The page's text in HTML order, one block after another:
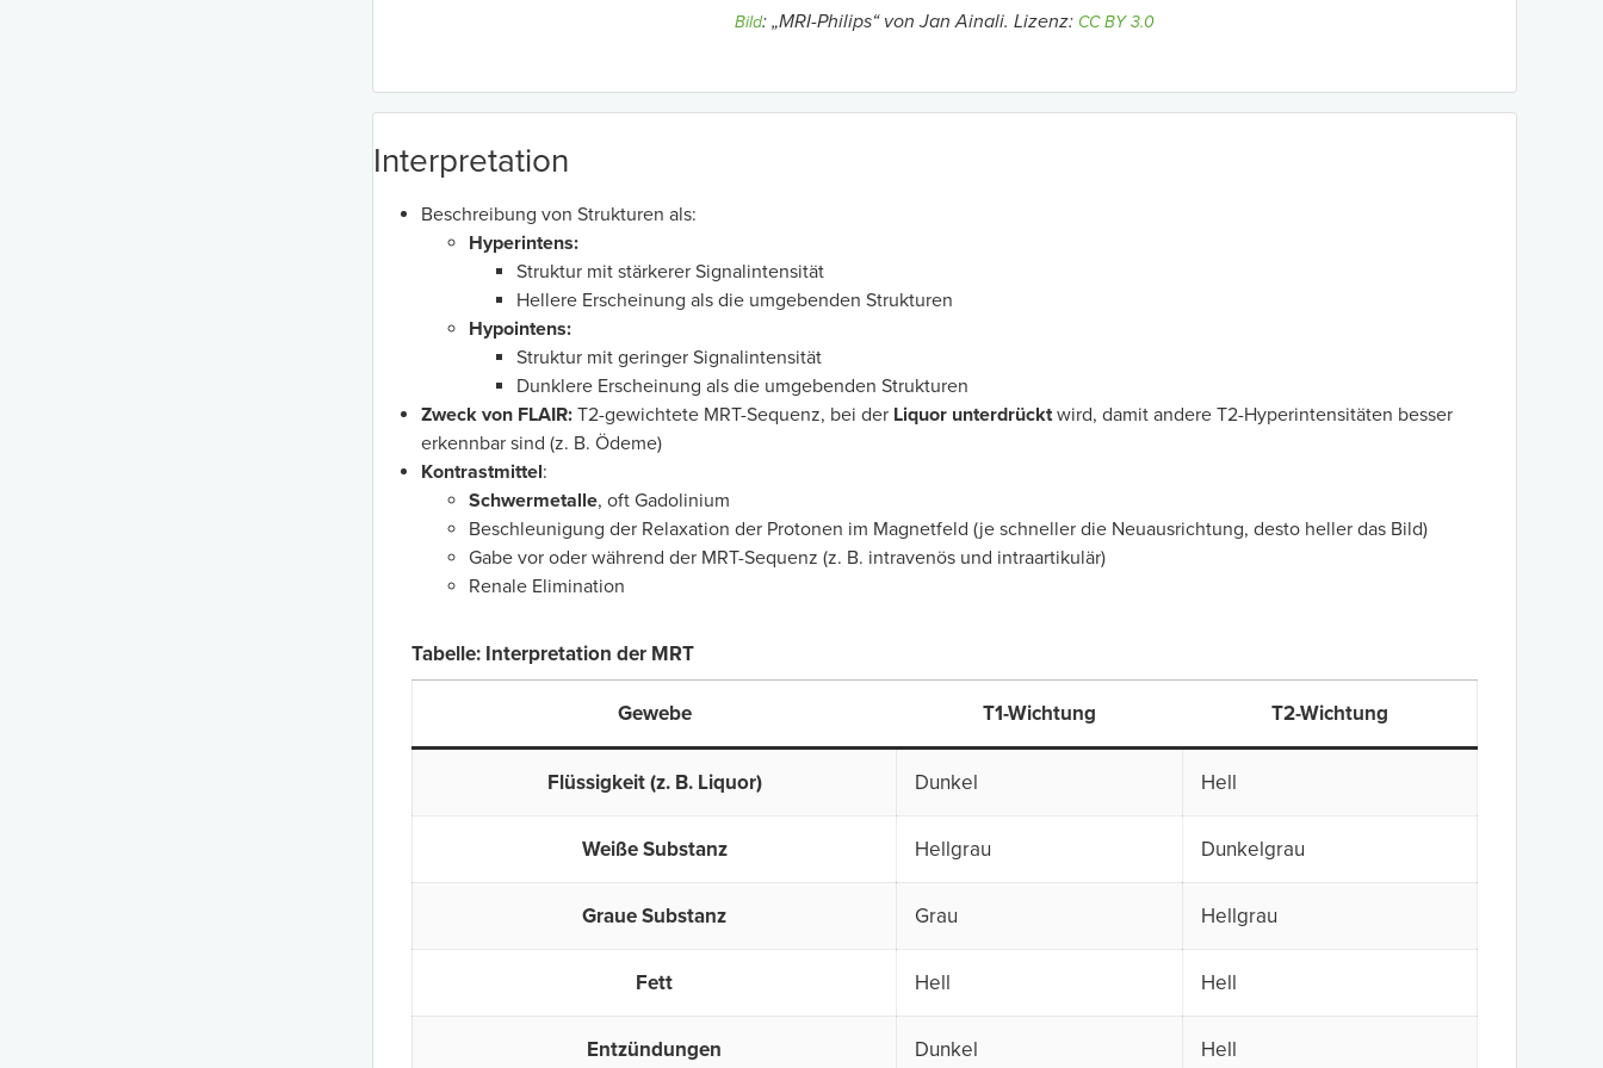
Bild: „MRI-Philips“ von Jan Ainali. Lizenz: CC BY 3.0
Interpretation
Beschreibung von Strukturen als:
Hyperintens:
Struktur mit stärkerer Signalintensität
Hellere Erscheinung als die umgebenden Strukturen
Hypointens:
Struktur mit geringer Signalintensität
Dunklere Erscheinung als die umgebenden Strukturen
Zweck von FLAIR: T2-gewichtete MRT-Sequenz, bei der Liquor unterdrücktwird, damit andere T2-Hyperintensitäten besser
erkennbar sind (z. B. Ödeme)
Kontrastmittel:
Schwermetalle, oft Gadolinium
Beschleunigung der Relaxation der Protonen im Magnetfeld (je schneller die Neuausrichtung, desto heller das Bild)
Gabe vor oder während der MRT-Sequenz (z. B. intravenös und intraartikulär)
Renale Elimination
Tabelle: Interpretation der MRT
Gewebe T1-Wichtung T2-Wichtung
Flüssigkeit (z. B. Liquor) Dunkel Hell
Weiße Substanz Hellgrau Dunkelgrau
Graue Substanz Grau Hellgrau
Fett Hell Hell
Entzündungen Dunkel Hell